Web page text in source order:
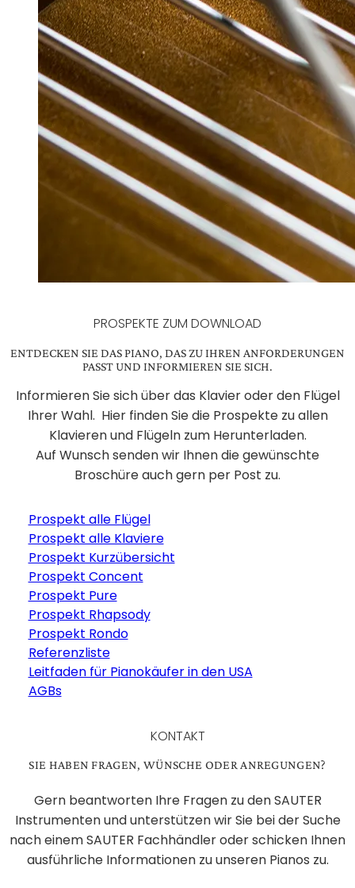
PROSPEKTE ZUM DOWNLOAD
ENTDECKEN SIE DAS PIANO, DAS ZU IHREN ANFORDERUNGEN
PASST UND INFORMIEREN SIE SICH.
Informieren Sie sich über das Klavier oder den Flügel
Ihrer Wahl. Hier finden Sie die Prospekte zu allen
Klavieren und Flügeln zum Herunterladen.
Auf Wunsch senden wir Ihnen die gewünschte
Broschüre auch gern per Post zu.
Prospekt alle Flügel
Prospekt alle Klaviere
Prospekt Kurzübersicht
Prospekt Concent
Prospekt Pure
Prospekt Rhapsody
Prospekt Rondo
Referenzliste
Leitfaden für Pianokäufer in den USA
AGBs
KONTAKT
SIE HABEN FRAGEN, WÜNSCHE ODER ANREGUNGEN?
Gern beantworten Ihre Fragen zu den SAUTER
Instrumenten und unterstützen wir Sie bei der Suche
nach einem SAUTER Fachhändler oder schicken Ihnen
ausführliche Informationen zu unseren Pianos zu.